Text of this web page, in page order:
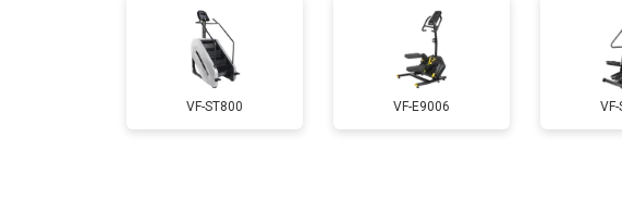
VF-ST800 VF-E9006